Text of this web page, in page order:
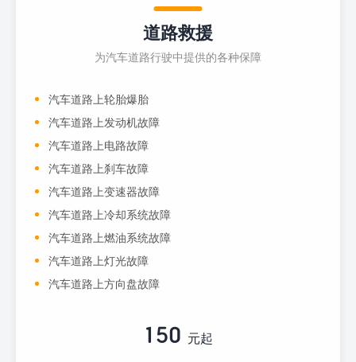
道路救援
为汽车道路行驶中提供的各种保障
汽车道路上轮胎爆胎
汽车道路上发动机故障
汽车道路上电路故障
汽车道路上刹车故障
汽车道路上变速器故障
汽车道路上冷却系统故障
汽车道路上燃油系统故障
汽车道路上灯光故障
汽车道路上方向盘故障
150 元起